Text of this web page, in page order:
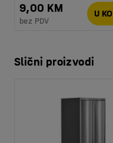
9,00 KM
bez PDV
U
Slični proizvodi